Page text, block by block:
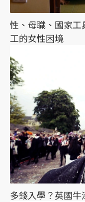
性、母職、國家工
工的女性困境
多錢入學？英國